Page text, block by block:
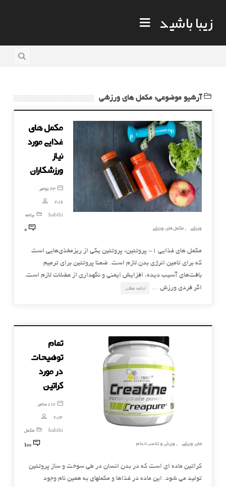
زیبا باشید
آرشیو موضوعی: مکمل های ورزشی
مکمل های
غذایی مورد
نیاز
ورزشکاران
23 نوامبر,
2016
habibi
برنامه
ورزشی
, مکمل های ورزشی 0
مکمل های غذایی ۱- پروتئین: پروتئین یکی از ریزمغذی‌هایی است
که برای تامین انرژی بدن لازم است. ضمنا پروتئین برای ترمیم
بافت‌های آسیب دیده، افزایش ایمنی و نگهداری از عضلات لازم است.
اگر فردی ورزش …
ادامه مطلب
تمام
توضیحات
در مورد
کراتین
17 دسامبر,
2014
habibi
مکمل
های ورزشی
, ورزش و تناسب اندام 100
كراتين ماده اي است كه در بدن انسان در طي سوخت و ساز پروتئين
توليد مي شود. اين ماده در غذاها و مكملهاي به همين نام وجود